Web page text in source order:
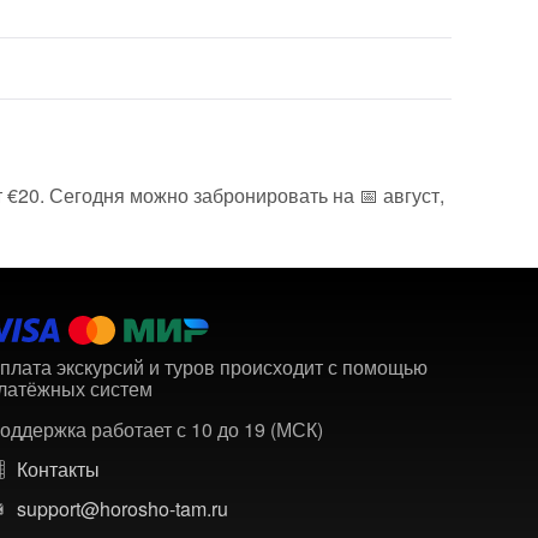
Сегодня можно забронировать на 📅 август,
экскурсий и туров происходит с помощью
систем
работает с 10 до 19 (МСК)
Контакты
support@horosho-tam.ru